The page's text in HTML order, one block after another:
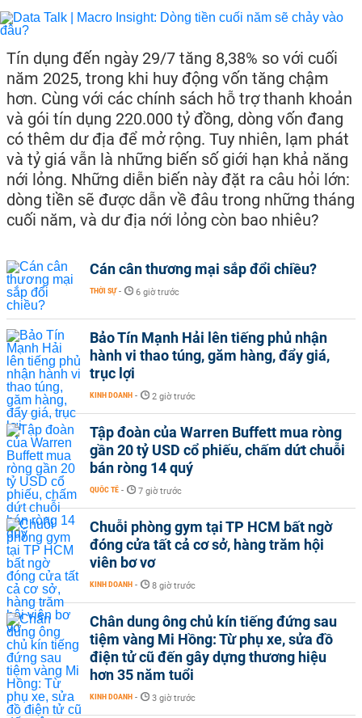
Tín dụng đến ngày 29/7 tăng 8,38% so với cuối
năm 2025, trong khi huy động vốn tăng chậm
hơn. Cùng với các chính sách hỗ trợ thanh khoản
và gói tín dụng 220.000 tỷ đồng, dòng vốn đang
có thêm dư địa để mở rộng. Tuy nhiên, lạm phát
và tỷ giá vẫn là những biến số giới hạn khả năng
nới lỏng. Những diễn biến này đặt ra câu hỏi lớn:
dòng tiền sẽ được dẫn về đâu trong những tháng
cuối năm, và dư địa nới lỏng còn bao nhiêu?
Cán cân thương mại sắp đổi chiều?
THỜI SỰ - 6 giờ trước
Bảo Tín Mạnh Hải lên tiếng phủ nhận
hành vi thao túng, găm hàng, đẩy giá,
trục lợi
KINH DOANH - 2 giờ trước
Tập đoàn của Warren Buffett mua ròng
gần 20 tỷ USD cổ phiếu, chấm dứt chuỗi
bán ròng 14 quý
QUỐC TẾ - 7 giờ trước
Chuỗi phòng gym tại TP HCM bất ngờ
đóng cửa tất cả cơ sở, hàng trăm hội
viên bơ vơ
KINH DOANH - 8 giờ trước
Chân dung ông chủ kín tiếng đứng sau
tiệm vàng Mi Hồng: Từ phụ xe, sửa đồ
điện tử cũ đến gây dựng thương hiệu
hơn 35 năm tuổi
KINH DOANH - 3 giờ trước